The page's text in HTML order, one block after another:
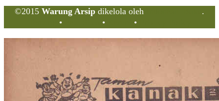
©2015 Warung Arsip dikelola oleh
.
• • •